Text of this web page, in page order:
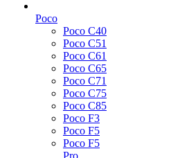
Poco
Poco C40
Poco C51
Poco C61
Poco C65
Poco C71
Poco C75
Poco C85
Poco F3
Poco F5
Poco F5
Pro